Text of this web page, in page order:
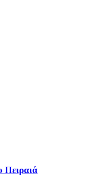
Πειραιά